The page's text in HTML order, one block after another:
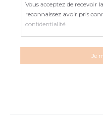
Vous acceptez de recevoir
reconnaissez avoir pris
confidentialité.